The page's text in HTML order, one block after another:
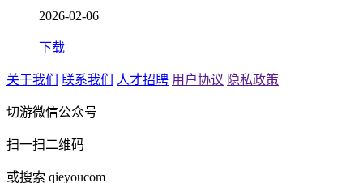
2026-02-06
下载
关于我们 联系我们 人才招聘 用户协议 隐私政策
切游微信公众号
扫一扫二维码
或搜索 qieyoucom